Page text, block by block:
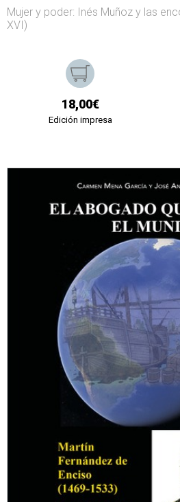
Mujer y poder: Inés Muñoz y las
XVI)
18,00€
Edición impresa